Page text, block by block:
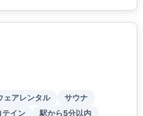
ェアレンタル
サウナ
テイン 駅から5分以内